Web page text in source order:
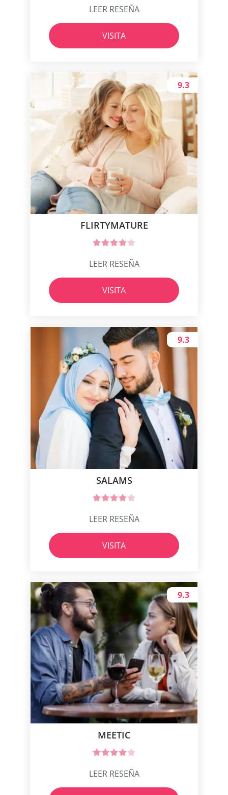
LEER RESEÑA
VISITA
FLIRTYMATURE
9.3
LEER RESEÑA
VISITA
SALAMS
9.3
LEER RESEÑA
VISITA
MEETIC
9.3
LEER RESEÑA